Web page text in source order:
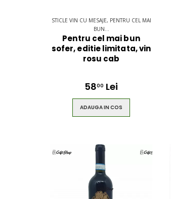
STICLE VIN CU MESAJE, PENTRU CEL MAI
BUN...
Pentru cel mai bun
sofer, editie limitata, vin
rosu cab
5800 Lei
ADAUGA IN COS